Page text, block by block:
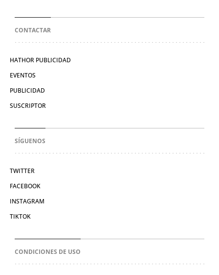
CONTACTAR
HATHOR PUBLICIDAD
EVENTOS
PUBLICIDAD
SUSCRIPTOR
SÍGUENOS
TWITTER
FACEBOOK
INSTAGRAM
TIKTOK
CONDICIONES DE USO